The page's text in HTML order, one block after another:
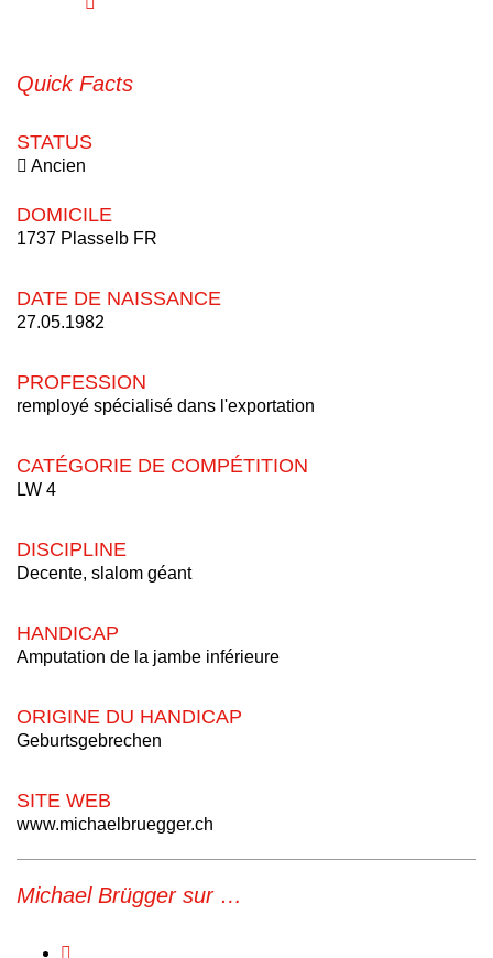
Quick Facts
STATUS
Ancien
DOMICILE
1737 Plasselb FR
DATE DE NAISSANCE
27.05.1982
PROFESSION
remployé spécialisé dans l'exportation
CATÉGORIE DE COMPÉTITION
LW 4
DISCIPLINE
Decente, slalom géant
HANDICAP
Amputation de la jambe inférieure
ORIGINE DU HANDICAP
Geburtsgebrechen
SITE WEB
www.michaelbruegger.ch
Michael Brügger sur …